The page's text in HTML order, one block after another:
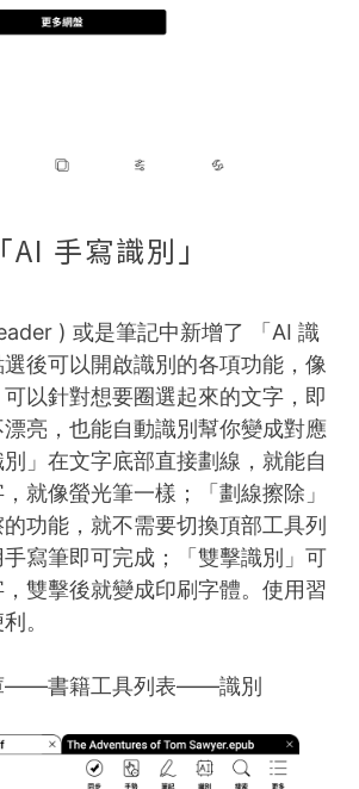
手寫識別」
) 或是筆記中新增了 「AI 識
後可以開啟識別的各項功能，像
以針對想要圈選起來的文字，即
亮，也能自動識別幫你變成對應
」在文字底部直接劃線，就能自
就像螢光筆一樣；「劃線擦除」
功能，就不需要切換頂部工具列
寫筆即可完成；「雙擊識別」可
雙擊後就變成印刷字體。使用習
。
——書籍工具列表——識別